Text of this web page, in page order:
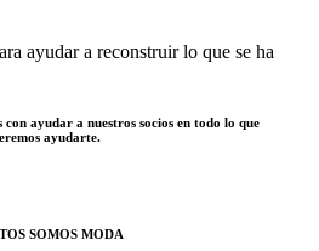
ayudar a reconstruir lo que se ha
ayudar a nuestros socios en todo lo que
ayudarte.
SOMOS MODA